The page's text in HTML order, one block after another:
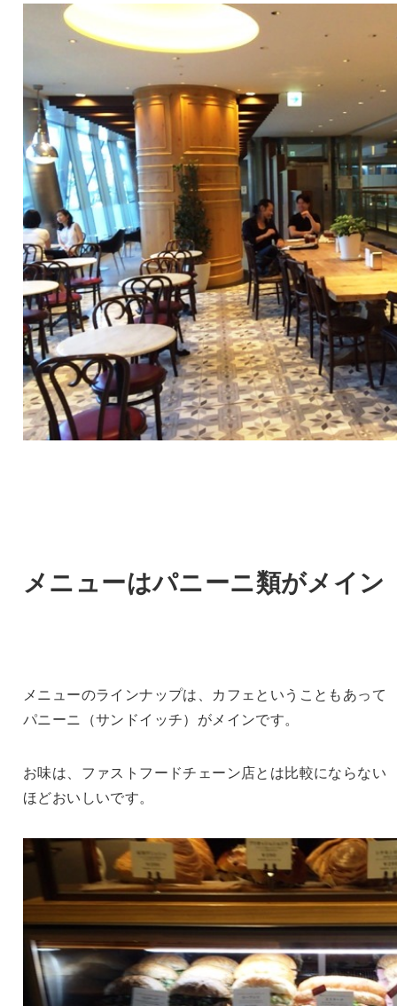
メニューはパニーニ類がメイン
メニューのラインナップは、カフェということもあって
パニーニ（サンドイッチ）がメインです。
お味は、ファストフードチェーン店とは比較にならない
ほどおいしいです。